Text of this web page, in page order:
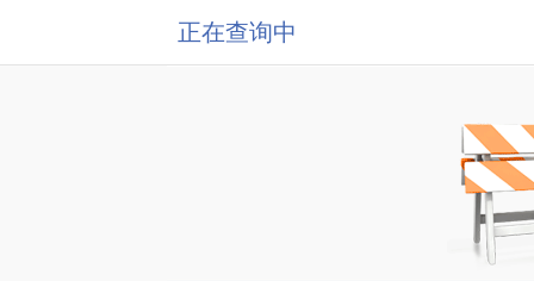
正在查询中